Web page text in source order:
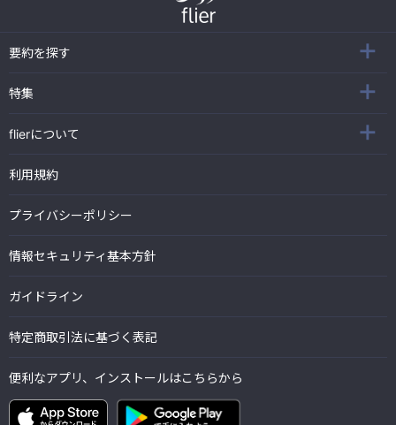
要約を探す
特集
flierについて
利用規約
プライバシーポリシー
情報セキュリティ基本方針
ガイドライン
特定商取引法に基づく表記
便利なアプリ、インストールはこちらから